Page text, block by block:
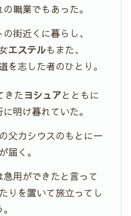
職業でもあった。
街近くに暮らし、
エステルもまた、
を志した者のひとり。
きたヨシュアとともに
明け暮れていた。
父カシウスのもとに一
届く。
用ができたと言って
りを置いて旅立ってし